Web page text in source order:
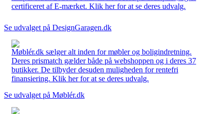
certificeret af E-mærket. Klik her for at se deres udvalg.
Se udvalget på DesignGaragen.dk
Møblér.dk sælger alt inden for møbler og boligindretning.
Deres prismatch gælder både på webshoppen og i deres 37
butikker. De tilbyder desuden muligheden for rentefri
finansiering. Klik her for at se deres udvalg.
Se udvalget på Møblér.dk